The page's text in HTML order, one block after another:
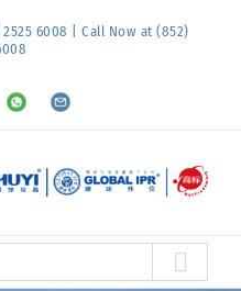
6008 | Call Now at (852)
Whatsapp
Email